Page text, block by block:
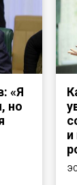
«Я
но
и